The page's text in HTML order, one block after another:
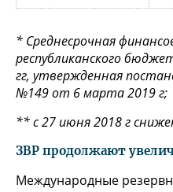
* Среднесрочная
республиканского
гг, утвержденная
№149 от 6 марта 2019 г;
** с 27 июня 2018 г
ЗВР продолжают
Международные